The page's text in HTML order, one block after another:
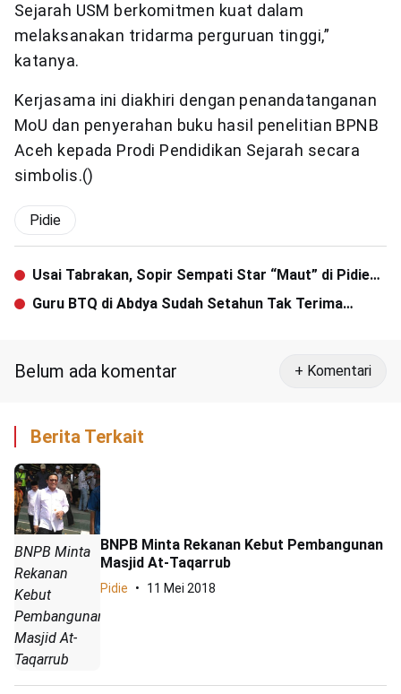
Sejarah USM berkomitmen kuat dalam
melaksanakan tridarma perguruan tinggi,”
katanya.
Kerjasama ini diakhiri dengan penandatanganan
MoU dan penyerahan buku hasil penelitian BPNB
Aceh kepada Prodi Pendidikan Sejarah secara
simbolis.()
Pidie
Usai Tabrakan, Sopir Sempati Star “Maut” di Pidie
Jaya Serahkan Diri ke Polisi
Guru BTQ di Abdya Sudah Setahun Tak Terima
Belum ada komentar + Komentari
Berita Terkait
BNPB Minta
Rekanan
Kebut
Pembangunan
Masjid At-
Taqarrub
BNPB Minta Rekanan Kebut Pembangunan
Masjid At-Taqarrub
Pidie 11 Mei 2018